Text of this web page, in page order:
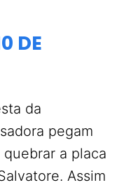
DE
da
pegam
a placa
Assim